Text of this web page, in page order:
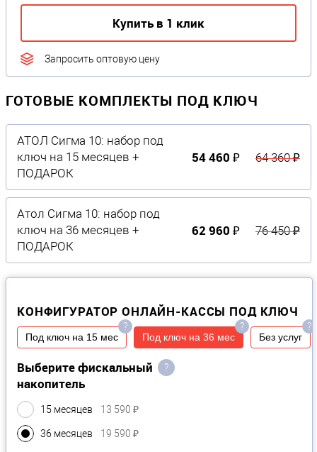
Купить в 1 клик
Запросить оптовую цену
ГОТОВЫЕ КОМПЛЕКТЫ ПОД КЛЮЧ
АТОЛ Сигма 10: набор под
ключ на 15 месяцев +
ПОДАРОК
54 460 ₽ 64 360 ₽
Атол Сигма 10: набор под
ключ на 36 месяцев +
ПОДАРОК
62 960 ₽ 76 450 ₽
КОНФИГУРАТОР ОНЛАЙН-КАССЫ ПОД КЛЮЧ
?
Под ключ на 15 мес
?
Под ключ на 36 мес
?
Без услуг
?
Выберите фискальный
накопитель
15 месяцев 13 590 ₽
36 месяцев 19 590 ₽